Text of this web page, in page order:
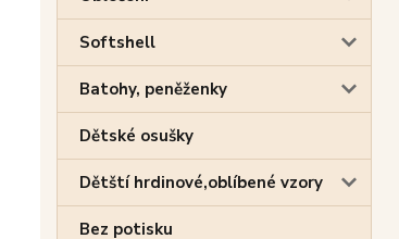
Softshell
Batohy, peněženky
Dětské osušky
Dětští hrdinové,oblíbené vzory
Bez potisku